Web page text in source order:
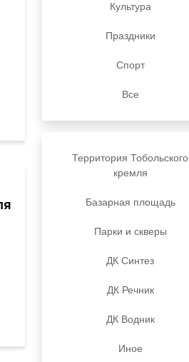
Культура
Праздники
Спорт
Все
Территория Тобольского
кремля
Базарная площадь
Парки и скверы
ДК Синтез
ДК Речник
ДК Водник
Иное